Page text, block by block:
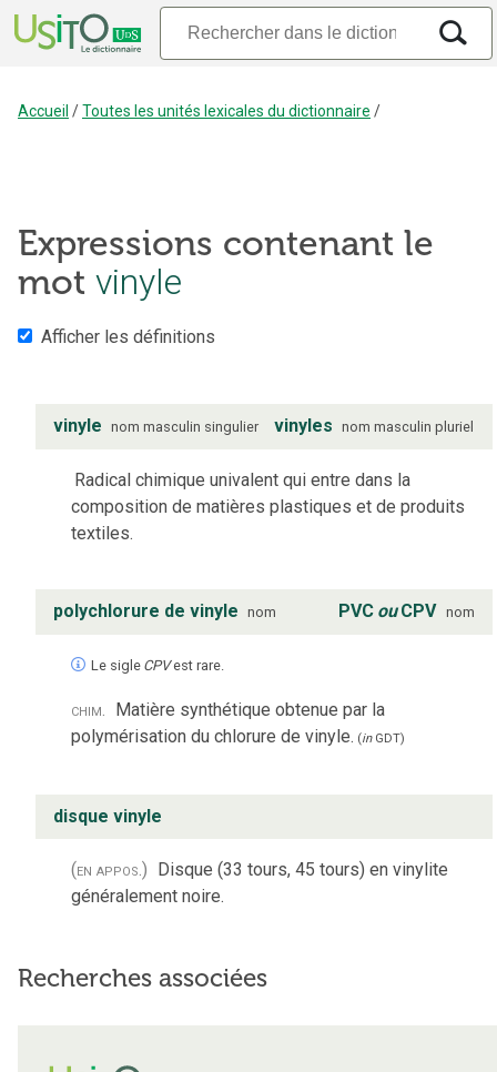
Accueil /Toutes les unités lexicales du dictionnaire /
Expressions contenant le
mot vinyle
Afficher les définitions
vinyle nom masculin singulier vinyles nom masculin pluriel
Radical chimique univalent qui entre dans la
composition de matières plastiques et de produits
textiles.
polychlorure de vinyle nom PVC ou CPV nom
Le sigle CPVest rare.
chim. Matière synthétique obtenue par la
polymérisation du chlorure de vinyle. (inGDT)
disque vinyle
(en appos.) Disque (33 tours, 45 tours) en vinylite
généralement noire.
Recherches associées